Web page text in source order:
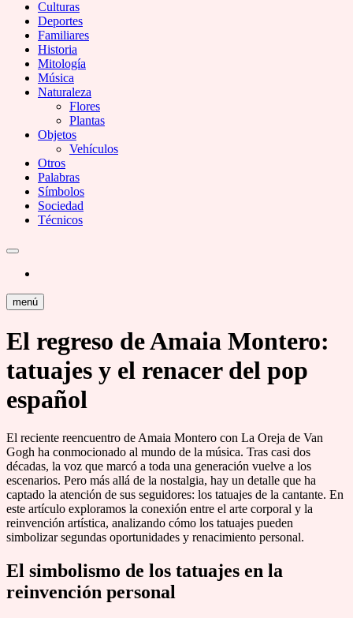
Culturas
Deportes
Familiares
Historia
Mitología
Música
Naturaleza
Flores
Plantas
Objetos
Vehículos
Otros
Palabras
Símbolos
Sociedad
Técnicos
menú
El regreso de Amaia Montero:
tatuajes y el renacer del pop
español
El reciente reencuentro de Amaia Montero con La Oreja de Van
Gogh ha conmocionado al mundo de la música. Tras casi dos
décadas, la voz que marcó a toda una generación vuelve a los
escenarios. Pero más allá de la nostalgia, hay un detalle que ha
captado la atención de sus seguidores: los tatuajes de la cantante. En
este artículo exploramos la conexión entre el arte corporal y la
reinvención artística, analizando cómo los tatuajes pueden
simbolizar segundas oportunidades y renacimiento personal.
El simbolismo de los tatuajes en la
reinvención personal